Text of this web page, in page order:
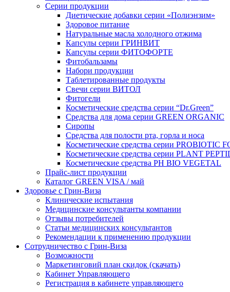
Серии продукции
Диетические добавки серии «Полиэнзим»
Здоровое питание
Натуральные масла холодного отжима
Капсулы серии ГРИНВИТ
Капсулы серии ФИТОФОРТЕ
Фитобальзамы
Набори продукции
Таблетированные продукты
Свечи серии ВИТОЛ
Фитогели
Косметические средства серии “Dr.Green”
Средства для дома серии GREEN ORGANIC
Сиропы
Средства для полости рта, горла и носа
Косметические средства серии PROBIOTIC
Косметические средства серии PLANT
Косметические средства PH BIO VEGETAL
Прайс-лист продукции
Каталог GREEN VISA / май
Здоровье с Грин-Виза
Клинические испытания
Медицинские консультанты компании
Отзывы потребителей
Статьи медицинских консультантов
Рекомендации к применению продукции
Сотрудничество с Грин-Виза
Возможности
Маркетинговий план скидок (скачать)
Кабинет Управляющего
Регистрация в кабинете управляющего